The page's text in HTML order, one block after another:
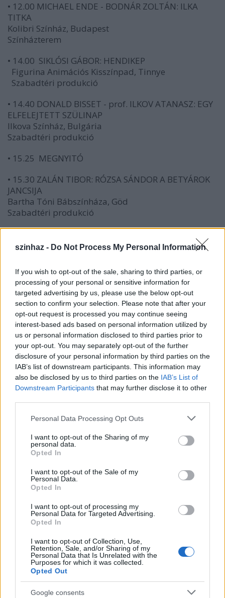
szinhaz - Do Not Process My Personal Information
If you wish to opt-out of the sale, sharing to third parties, or
processing of your personal or sensitive information for
targeted advertising by us, please use the below opt-out
section to confirm your selection. Please note that after your
opt-out request is processed you may continue seeing
interest-based ads based on personal information utilized by
us or personal information disclosed to third parties prior to
your opt-out. You may separately opt-out of the further
disclosure of your personal information by third parties on the
IAB’s list of downstream participants. This information may
also be disclosed by us to third parties on the IAB’s List of
Downstream Participants that may further disclose it to other
Please note that this website/app uses one or more Google
not limited to your visit or usage behaviour. You may click to
grant or deny consent to Google and its third-party tags to
use your data for below specified purposes in below Google
consent section.
Personal Data Processing Opt Outs
I want to opt-out of the Sharing of my
personal data.
Opted In
I want to opt-out of the Sale of my
Personal Data.
Opted In
I want to opt-out of processing my
Personal Data for Targeted Advertising.
Opted In
I want to opt-out of Collection, Use,
Retention, Sale, and/or Sharing of my
Personal Data that Is Unrelated with the
Purposes for which it was collected.
Opted Out
Google consents
• 12.00 MICHAEL ENDE - BODNÁR ZOLTÁN: ILKA
TITKA
Kolibri Színház, Budapest
Színházterem
• 14.00 SIKLÓSI GÁBOR: HENDIKEP
Figurina Animációs Kisszínpad, Tinnye
Szabadtéri produkció
• 14.40 DONALD BISSET - prof. ILKOV ATANASZ: EGY
ELFELEJTETT SZÜLINAP
Ilkova Színház, Bulgária
Szabadtéri produkció
• 15.25 MEGNYITÓ
• 15.30 ZALÁN TIBOR: RÓZSA SÁNDOR A BETYÁROK
JANCSIJA
Bartha Tóni Bábszínháza, Göd
Szabadtéri produkció
Vaskakas Bábszínház, Győr
• 18.00 FESZTIVÁL-MEGBESZÉLÉS
vezeti: Szűcs Katalin Ágnes kritikus
Színházi előcsarnok
Szeptember 3. (vasárnap)
• 9.30 KOLIBRI SZÍNHÁZ: TODA - A CSODA
GYEREKNYELVEN
(0-3 éves korig, helyek korlátozott számban)
Kolibri Fészek
• 10.00 FEKETE ISTVÁN - SZÉKELY ANDREA: VUK
Fabula Bábszínház, Budapest
• 11.00 ILLYÉS GYULA: AZ ÉGIG ÉRŐ FA
bábszínész hallgatói
Szabadtéri produkció
• 11.45 HORVÁTH MARI - KISS RITA: A KÉKRUHÁS
KISLÁNY TÖRTÉNETE
Ciróka Bábszínház, Kecskemét
Színházterem
• 14.00 BENEDEK ELEK -MÁRKUSZÍNHÁZ: LACI
KIRÁLYFI
MárkusZínház egy Bábszínház, Pécs
Szabadtéri produkció